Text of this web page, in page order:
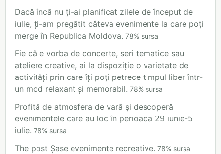
Dacă încă nu ți-ai planificat zilele de început de
iulie, ți-am pregătit câteva evenimente la care poți
merge în Republica Moldova. 78% sursa
Fie că e vorba de concerte, seri tematice sau
ateliere creative, ai la dispoziție o varietate de
activități prin care îți poți petrece timpul liber într-
un mod relaxant și memorabil. 78% sursa
Profită de atmosfera de vară și descoperă
evenimentele care au loc în perioada 29 iunie-5
iulie. 78% sursa
The post Șase evenimente recreative. 78% sursa